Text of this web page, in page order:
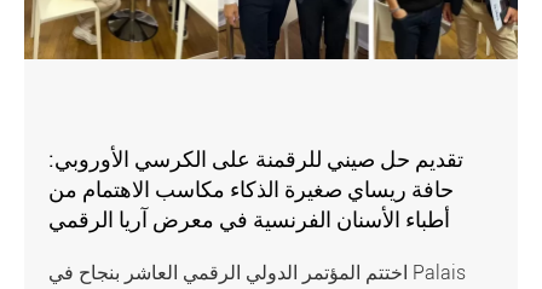
تقديم حل صيني للرقمنة على الكرسي الأوروبي:
حافة ريساي صغيرة الذكاء مكاسب الاهتمام من
أطباء الأسنان الفرنسية في معرض آريا الرقمي
اختتم المؤتمر الدولي الرقمي العاشر بنجاح في Palais